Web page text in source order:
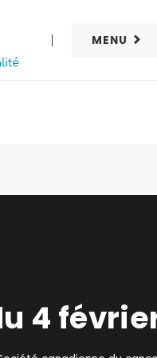
MENU
4